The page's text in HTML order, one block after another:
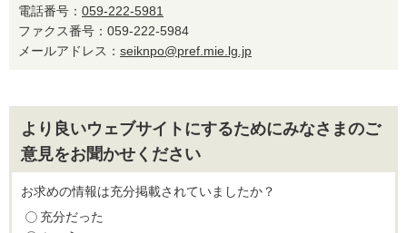
電話番号： 059-222-5981
ファクス番号：059-222-5984
メールアドレス： seiknpo@pref.mie.lg.jp
より良いウェブサイトにするためにみなさまのご
意見をお聞かせください
お求めの情報は充分掲載されていましたか？
充分だった